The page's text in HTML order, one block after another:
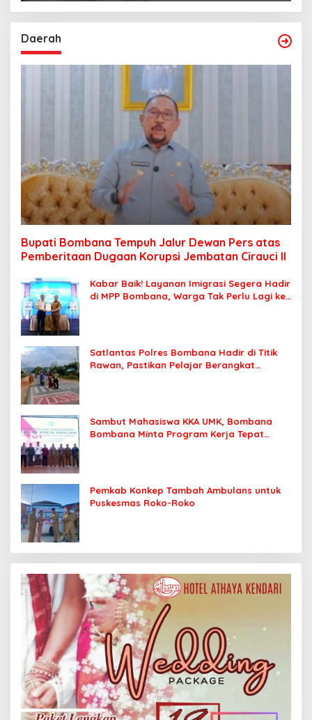
Daerah
Bupati Bombana Tempuh Jalur Dewan Pers atas
Pemberitaan Dugaan Korupsi Jembatan Cirauci II
Kabar Baik! Layanan Imigrasi Segera Hadir
di MPP Bombana, Warga Tak Perlu Lagi ke
Satlantas Polres Bombana Hadir di Titik
Rawan, Pastikan Pelajar Berangkat
Sambut Mahasiswa KKA UMK, Bombana
Bombana Minta Program Kerja Tepat
Pemkab Konkep Tambah Ambulans untuk
Puskesmas Roko-Roko